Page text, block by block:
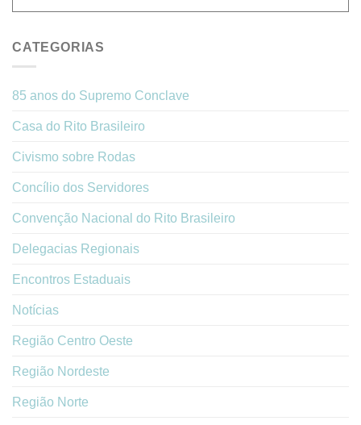
CATEGORIAS
85 anos do Supremo Conclave
Casa do Rito Brasileiro
Civismo sobre Rodas
Concílio dos Servidores
Convenção Nacional do Rito Brasileiro
Delegacias Regionais
Encontros Estaduais
Notícias
Região Centro Oeste
Região Nordeste
Região Norte